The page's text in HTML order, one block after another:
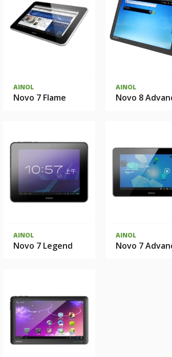
AINOL
Novo 7 Flame
AINOL
Novo 8
AINOL
Novo 7 Legend
AINOL
Novo 7